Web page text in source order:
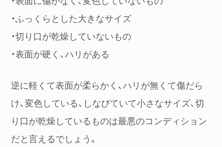
・ふっくらとした大きなサイズ
・切り口が乾燥していないもの
・表面が硬く、ハリがある
逆に軽くて表面が柔らかく、ハリが無くて傷だら
け、変色している、しなびていて小さなサイズ、切
り口が乾燥しているものは最悪のコンディション
だと言えるでしょう。